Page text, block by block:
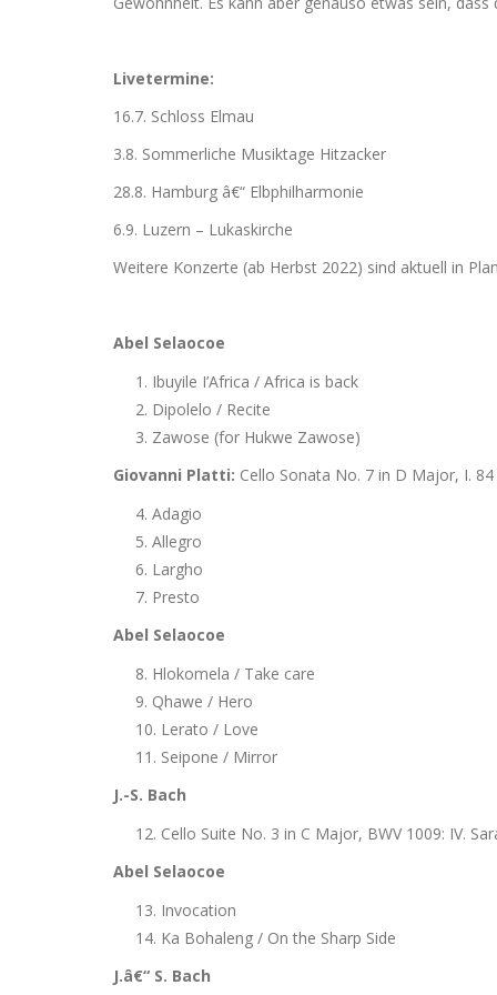
Livetermine:
16.7. Schloss Elmau
3.8. Sommerliche Musiktage Hitzacker
28.8. Hamburg â€“ Elbphilharmonie
6.9. Luzern – Lukaskirche
Weitere Konzerte (ab Herbst 2022) sind aktuell in
Abel Selaocoe
Ibuyile I’Africa / Africa is back
Dipolelo / Recite
Zawose (for Hukwe Zawose)
Giovanni Platti: Cello Sonata No. 7 in D Major, I. 84
Adagio
Allegro
Largho
Presto
Abel Selaocoe
Hlokomela / Take care
Qhawe / Hero
Lerato / Love
Seipone / Mirror
J.-S. Bach
Cello Suite No. 3 in C Major, BWV 1009: IV.
Abel Selaocoe
Invocation
Ka Bohaleng / On the Sharp Side
J.â€“ S. Bach